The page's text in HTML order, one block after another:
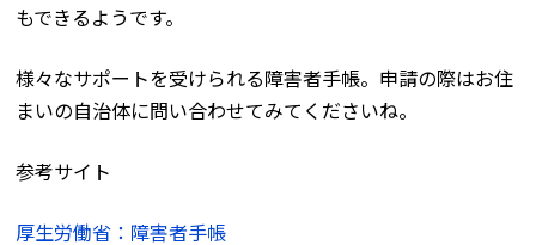
もできるようです。
様々なサポートを受けられる障害者手帳。申請の際はお住
まいの自治体に問い合わせてみてくださいね。
参考サイト
厚生労働省：障害者手帳